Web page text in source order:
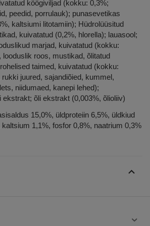
köögiviljad (kokku: 0,3%;
peedid, porrulauk); punasevetikas
kaltsiumi litotamiin); Hüdrolüüsitud
kuivatatud (0,2%, hlorella); lauasool;
marjad, kuivatatud (kokku:
looduslik roos, mustikad, õlitatud
taimed, kuivatatud (kokku:
juured, sajandiõied, kummel,
niidumaed, kanepi lehed);
ekstrakt; õli ekstrakt (0,003%, õlioliiv)
15,0%, üldproteiin 6,5%, üldkiud
1,1%, fosfor 0,8%, naatrium 0,3%